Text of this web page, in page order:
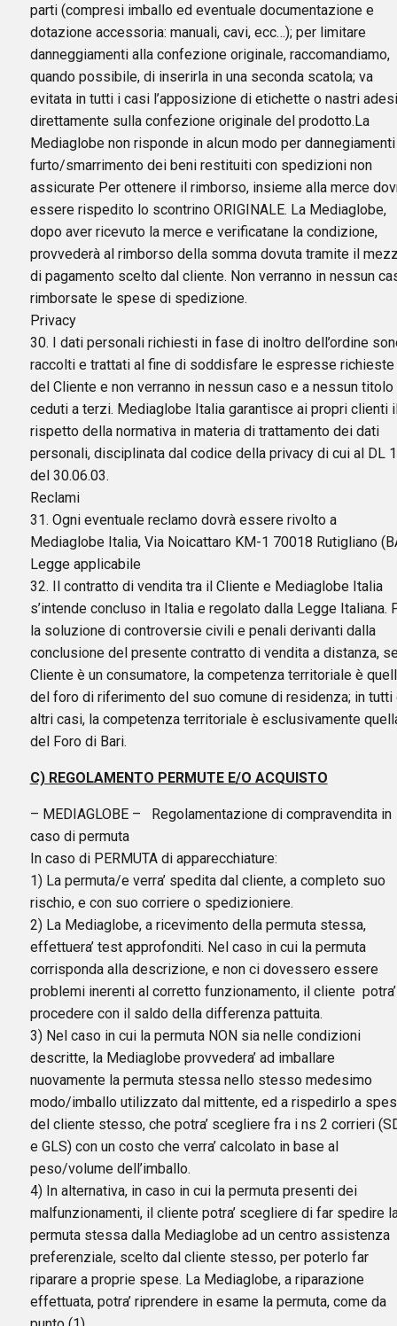
parti (compresi imballo ed eventuale documentazione e
dotazione accessoria: manuali, cavi, ecc…); per limitare
danneggiamenti alla confezione originale, raccomandiamo,
quando possibile, di inserirla in una seconda scatola; va
evitata in tutti i casi l’apposizione di etichette o nastri
direttamente sulla confezione originale del prodotto.La
Mediaglobe non risponde in alcun modo per
furto/smarrimento dei beni restituiti con spedizioni non
assicurate Per ottenere il rimborso, insieme alla merce
essere rispedito lo scontrino ORIGINALE. La Mediaglobe,
dopo aver ricevuto la merce e verificatane la condizione,
provvederà al rimborso della somma dovuta tramite il
di pagamento scelto dal cliente. Non verranno in nessun
rimborsate le spese di spedizione.
Privacy
30. I dati personali richiesti in fase di inoltro dell’ordine
raccolti e trattati al fine di soddisfare le espresse richieste
del Cliente e non verranno in nessun caso e a nessun titolo
ceduti a terzi. Mediaglobe Italia garantisce ai propri clienti
rispetto della normativa in materia di trattamento dei dati
personali, disciplinata dal codice della privacy di cui al DL
del 30.06.03.
Reclami
31. Ogni eventuale reclamo dovrà essere rivolto a
Mediaglobe Italia, Via Noicattaro KM-1 70018 Rutigliano
Legge applicabile
32. Il contratto di vendita tra il Cliente e Mediaglobe Italia
s’intende concluso in Italia e regolato dalla Legge Italiana.
la soluzione di controversie civili e penali derivanti dalla
conclusione del presente contratto di vendita a distanza,
Cliente è un consumatore, la competenza territoriale è
del foro di riferimento del suo comune di residenza; in tutti
altri casi, la competenza territoriale è esclusivamente
del Foro di Bari.
C) REGOLAMENTO PERMUTE E/O ACQUISTO
– MEDIAGLOBE – Regolamentazione di compravendita in
caso di permuta
In caso di PERMUTA di apparecchiature:
1) La permuta/e verra’ spedita dal cliente, a completo suo
rischio, e con suo corriere o spedizioniere.
2) La Mediaglobe, a ricevimento della permuta stessa,
effettuera’ test approfonditi. Nel caso in cui la permuta
corrisponda alla descrizione, e non ci dovessero essere
problemi inerenti al corretto funzionamento, il cliente potra’
procedere con il saldo della differenza pattuita.
3) Nel caso in cui la permuta NON sia nelle condizioni
descritte, la Mediaglobe provvedera’ ad imballare
nuovamente la permuta stessa nello stesso medesimo
modo/imballo utilizzato dal mittente, ed a rispedirlo a
del cliente stesso, che potra’ scegliere fra i ns 2 corrieri
e GLS) con un costo che verra’ calcolato in base al
peso/volume dell’imballo.
4) In alternativa, in caso in cui la permuta presenti dei
malfunzionamenti, il cliente potra’ scegliere di far spedire
permuta stessa dalla Mediaglobe ad un centro assistenza
preferenziale, scelto dal cliente stesso, per poterlo far
riparare a proprie spese. La Mediaglobe, a riparazione
effettuata, potra’ riprendere in esame la permuta, come da